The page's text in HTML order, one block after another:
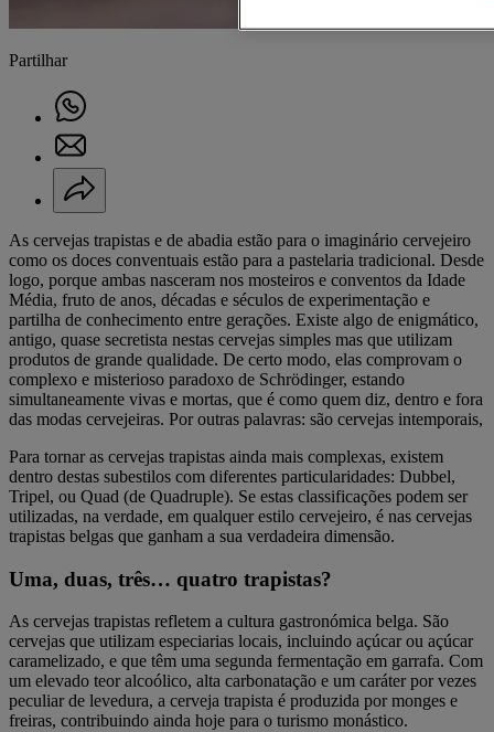
Partilhar
As cervejas trapistas e de abadia estão para o imaginário cervejeiro
como os doces conventuais estão para a pastelaria tradicional. Desde
logo, porque ambas nasceram nos mosteiros e conventos da Idade
Média, fruto de anos, décadas e séculos de experimentação e
partilha de conhecimento entre gerações. Existe algo de enigmático,
antigo, quase secretista nestas cervejas simples mas que utilizam
produtos de grande qualidade. De certo modo, elas comprovam o
complexo e misterioso paradoxo de Schrödinger, estando
simultaneamente vivas e mortas, que é como quem diz, dentro e fora
das modas cervejeiras. Por outras palavras: são cervejas intemporais,
Para tornar as cervejas trapistas ainda mais complexas, existem
dentro destas subestilos com diferentes particularidades: Dubbel,
Tripel, ou Quad (de Quadruple). Se estas classificações podem ser
utilizadas, na verdade, em qualquer estilo cervejeiro, é nas cervejas
trapistas belgas que ganham a sua verdadeira dimensão.
Uma, duas, três… quatro trapistas?
As cervejas trapistas refletem a cultura gastronómica belga. São
cervejas que utilizam especiarias locais, incluindo açúcar ou açúcar
caramelizado, e que têm uma segunda fermentação em garrafa. Com
um elevado teor alcoólico, alta carbonatação e um caráter por vezes
peculiar de levedura, a cerveja trapista é produzida por monges e
freiras, contribuindo ainda hoje para o turismo monástico.